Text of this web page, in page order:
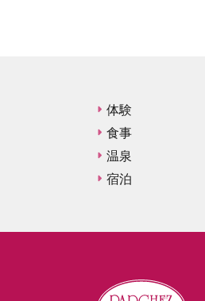
体験
食事
温泉
宿泊